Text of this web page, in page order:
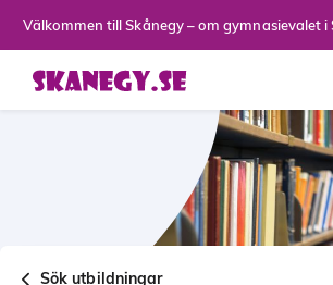
Välkommen till Skånegy – om gymnasievalet i
Sök utbildningar